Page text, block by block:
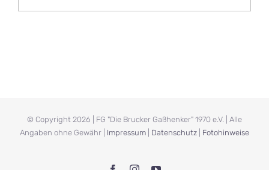
© Copyright 2026 | FG "Die Brucker Gaßhenker" 1970 e.V. | Alle
Angaben ohne Gewähr | Impressum Datenschutz Fotohinweise